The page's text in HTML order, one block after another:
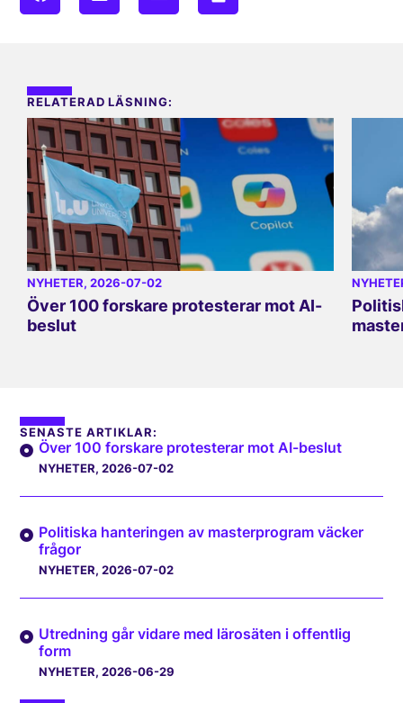
RELATERAD LÄSNING:
NYHETER, 2026-07-02
Över 100 forskare protesterar mot AI-
beslut
SENASTE ARTIKLAR:
Över 100 forskare protesterar mot AI-beslut
NYHETER, 2026-07-02
Politiska hanteringen av masterprogram väcker
frågor
NYHETER, 2026-07-02
Utredning går vidare med lärosäten i offentlig
form
NYHETER, 2026-06-29